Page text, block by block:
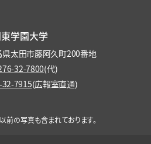
学園大学
県太田市藤阿久町200番地
32-7800(代)
7915(広報室直通)
前の写真も含まれております。